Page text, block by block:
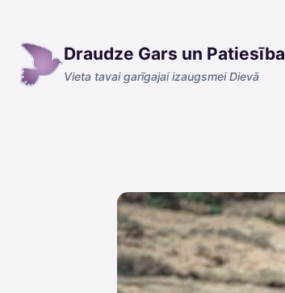
content
Draudze Gars un Patiesība
Vieta tavai garīgajai izaugsmei Dievā